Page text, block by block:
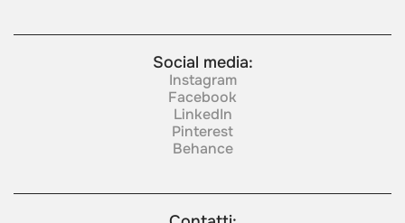
Social media:
Instagram
Facebook
LinkedIn
Pinterest
Behance